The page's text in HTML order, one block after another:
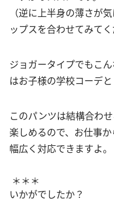
（逆に上半身の薄さが
ップスを合わせてみてく
ジョガータイプでもこ
はお子様の学校コーデ
このパンツは結構合わ
楽しめるので、お仕事
幅広く対応できますよ。
＊＊＊
いかがでしたか？